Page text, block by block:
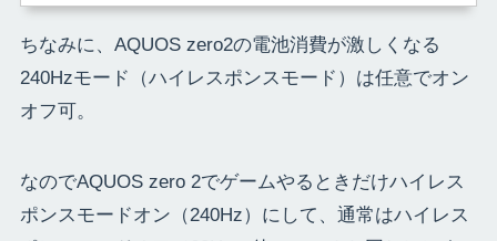
ちなみに、AQUOS zero2の電池消費が激しくなる
240Hzモード（ハイレスポンスモード）は任意でオン
オフ可。
なのでAQUOS zero 2でゲームやるときだけハイレス
ポンスモードオン（240Hz）にして、通常はハイレス